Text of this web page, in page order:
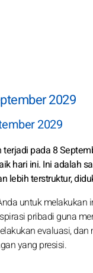
2029
2029
terjadi pada 8
hari ini. Ini adalah
lebih terstruktur,
untuk melakukan
pribadi guna
evaluasi,
yang presisi.